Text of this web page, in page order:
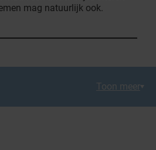
mag natuurlijk ook.
Toon meer